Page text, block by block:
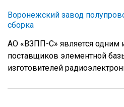
Воронежский завод
сборка
АО «ВЗПП-С» является одним
поставщиков элементной
изготовителей